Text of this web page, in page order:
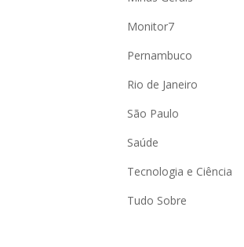
Monitor7
Pernambuco
Rio de Janeiro
São Paulo
Saúde
Tecnologia e Ciência
Tudo Sobre